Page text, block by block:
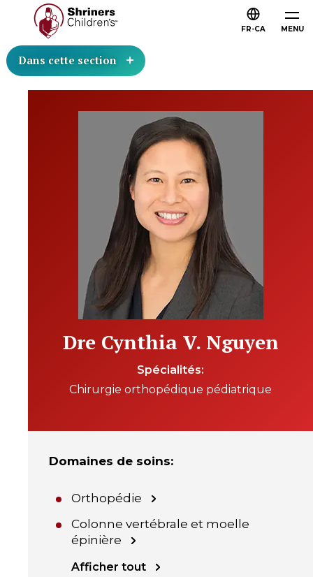
MENU
FR-CA
Dans cette section
Dre Cynthia V. Nguyen
Spécialités
Chirurgie orthopédique pédiatrique
Domaines de soins:
Orthopédie
Colonne vertébrale et moelle
épinière
Afficher tout